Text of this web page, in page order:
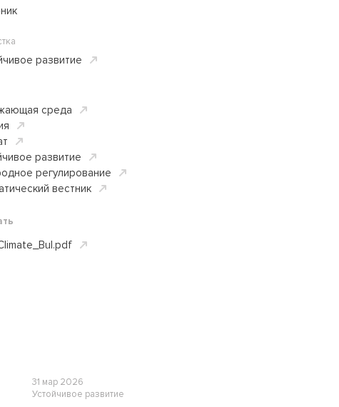
развитие
среда
развитие
регулирование
вестник
31 мар 2026
Устойчивое развитие